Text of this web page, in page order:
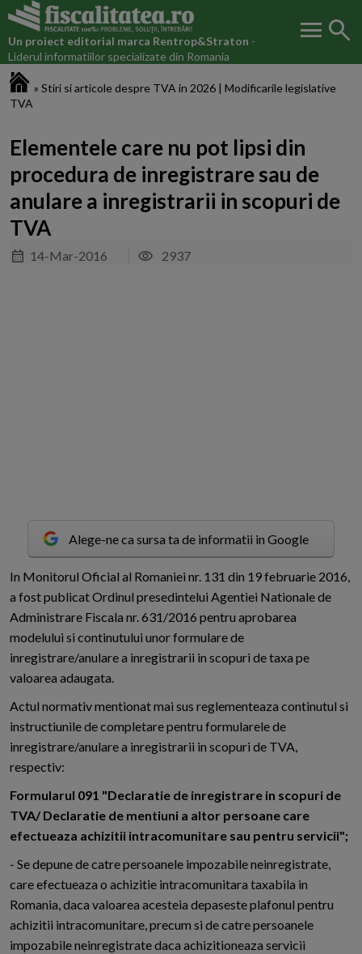
Un proiect editorial marca Rentrop&Straton -
Liderul informatiilor specializate din Romania
menu search
» Stiri si articole despre TVA in 2026 | Modificarile legislative
TVA
Elementele care nu pot lipsi din
procedura de inregistrare sau de
anulare a inregistrarii in scopuri de
TVA
14-Mar-2016 2937
Alege-ne ca sursa ta de informatii in Google
In Monitorul Oficial al Romaniei nr. 131 din 19 februarie 2016,
a fost publicat Ordinul presedintelui Agentiei Nationale de
Administrare Fiscala nr. 631/2016 pentru aprobarea
modelului si continutului unor formulare de
inregistrare/anulare a inregistrarii in scopuri de taxa pe
valoarea adaugata.
Actul normativ mentionat mai sus reglementeaza continutul si
instructiunile de completare pentru formularele de
inregistrare/anulare a inregistrarii in scopuri de TVA,
respectiv:
Formularul 091 "Declaratie de inregistrare in scopuri de
TVA/ Declaratie de mentiuni a altor persoane care
efectueaza achizitii intracomunitare sau pentru servicii";
- Se depune de catre persoanele impozabile neinregistrate,
care efectueaza o achizitie intracomunitara taxabila in
Romania, daca valoarea acesteia depaseste plafonul pentru
achizitii intracomunitare, precum si de catre persoanele
impozabile neinregistrate daca achizitioneaza servicii